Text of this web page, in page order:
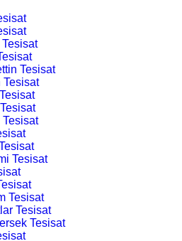
Tesisat
Tesisat
Tesisat
Tesisat
Tesisat
Tesisat